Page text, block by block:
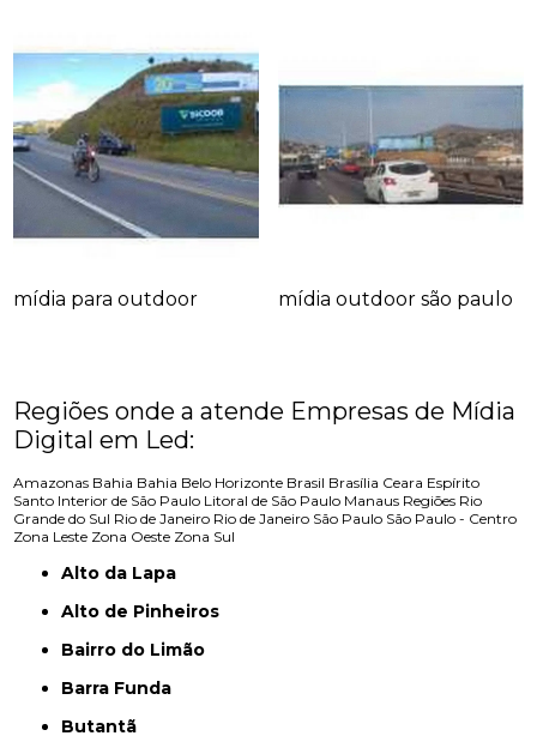
mídia para outdoor mídia outdoor são paulo
Regiões onde a atende Empresas de Mídia
Digital em Led:
Amazonas Bahia Bahia Belo Horizonte Brasil Brasília Ceara Espírito
Santo Interior de São Paulo Litoral de São Paulo Manaus Regiões Rio
Grande do Sul Rio de Janeiro Rio de Janeiro São Paulo São Paulo - Centro
Zona Leste Zona Oeste Zona Sul
Alto da Lapa
Alto de Pinheiros
Bairro do Limão
Barra Funda
Butantã